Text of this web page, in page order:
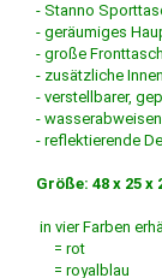
- Stanno
- geräumiges
- große
- zusätzliche
- verstellbarer,
-
- reflektierende
Größe: 48 x 25
in vier Farben
= rot
= royalblau